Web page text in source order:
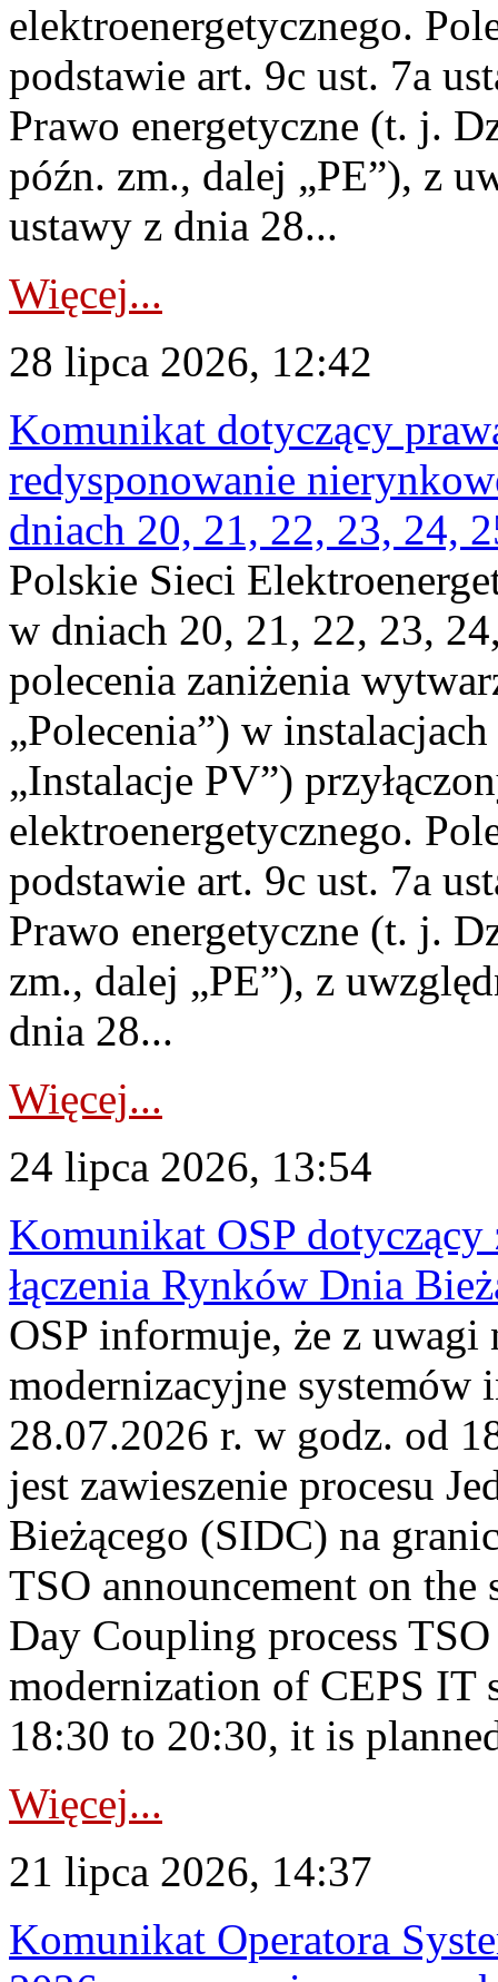
elektroenergetycznego.
podstawie art. 9c ust. 7a
Prawo energetyczne (t. j.
późn. zm., dalej „PE”), z
ustawy z dnia 28...
Więcej...
28 lipca 2026, 12:42
Komunikat dotyczący
redysponowanie
dniach 20, 21, 22, 23, 24,
Polskie Sieci
w dniach 20, 21, 22, 23,
polecenia zaniżenia
„Polecenia”) w
„Instalacje PV”)
elektroenergetycznego.
podstawie art. 9c ust. 7a
Prawo energetyczne (t. j.
zm., dalej „PE”), z
dnia 28...
Więcej...
24 lipca 2026, 13:54
Komunikat OSP dotyczący
łączenia Rynków Dnia
OSP informuje, że z uwagi
modernizacyjne
28.07.2026 r. w godz. od
jest zawieszenie procesu
Bieżącego (SIDC) na
TSO announcement on
Day Coupling process
modernization of CEPS IT
18:30 to 20:30, it is
Więcej...
21 lipca 2026, 14:37
Komunikat Operatora